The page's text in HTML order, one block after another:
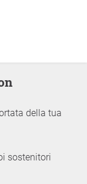
della tua
sostenitori